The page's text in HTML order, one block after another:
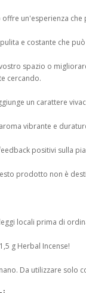
un'esperienza
e costante che
spazio o
cercando.
un carattere
vibrante e
positivi sulla
prodotto non è
locali prima di
g Herbal Incense!
Da utilizzare solo